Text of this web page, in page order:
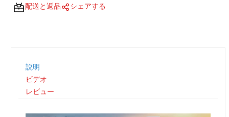
配送と返品 シェアする
説明
ビデオ
レビュー